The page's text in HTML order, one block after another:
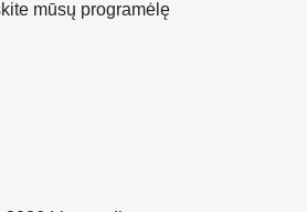
mūsų programėlę